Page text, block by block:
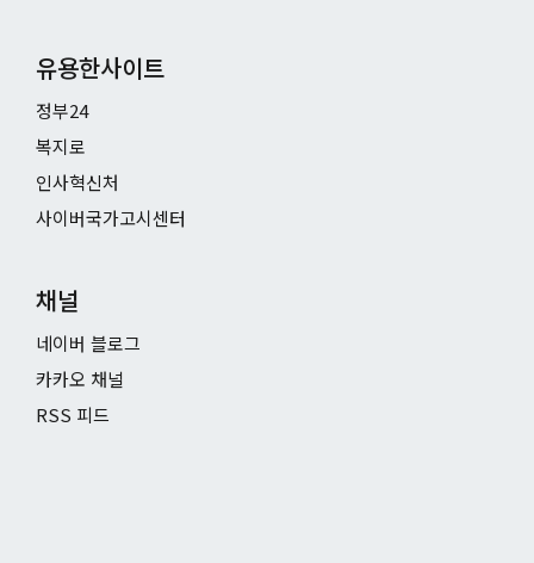
유용한사이트
정부24
복지로
인사혁신처
사이버국가고시센터
채널
네이버 블로그
카카오 채널
RSS 피드